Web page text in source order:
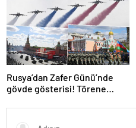
kimsenin tereddütü olmasın’
Rusya’dan Zafer Günü’nde
gövde gösterisi! Törene